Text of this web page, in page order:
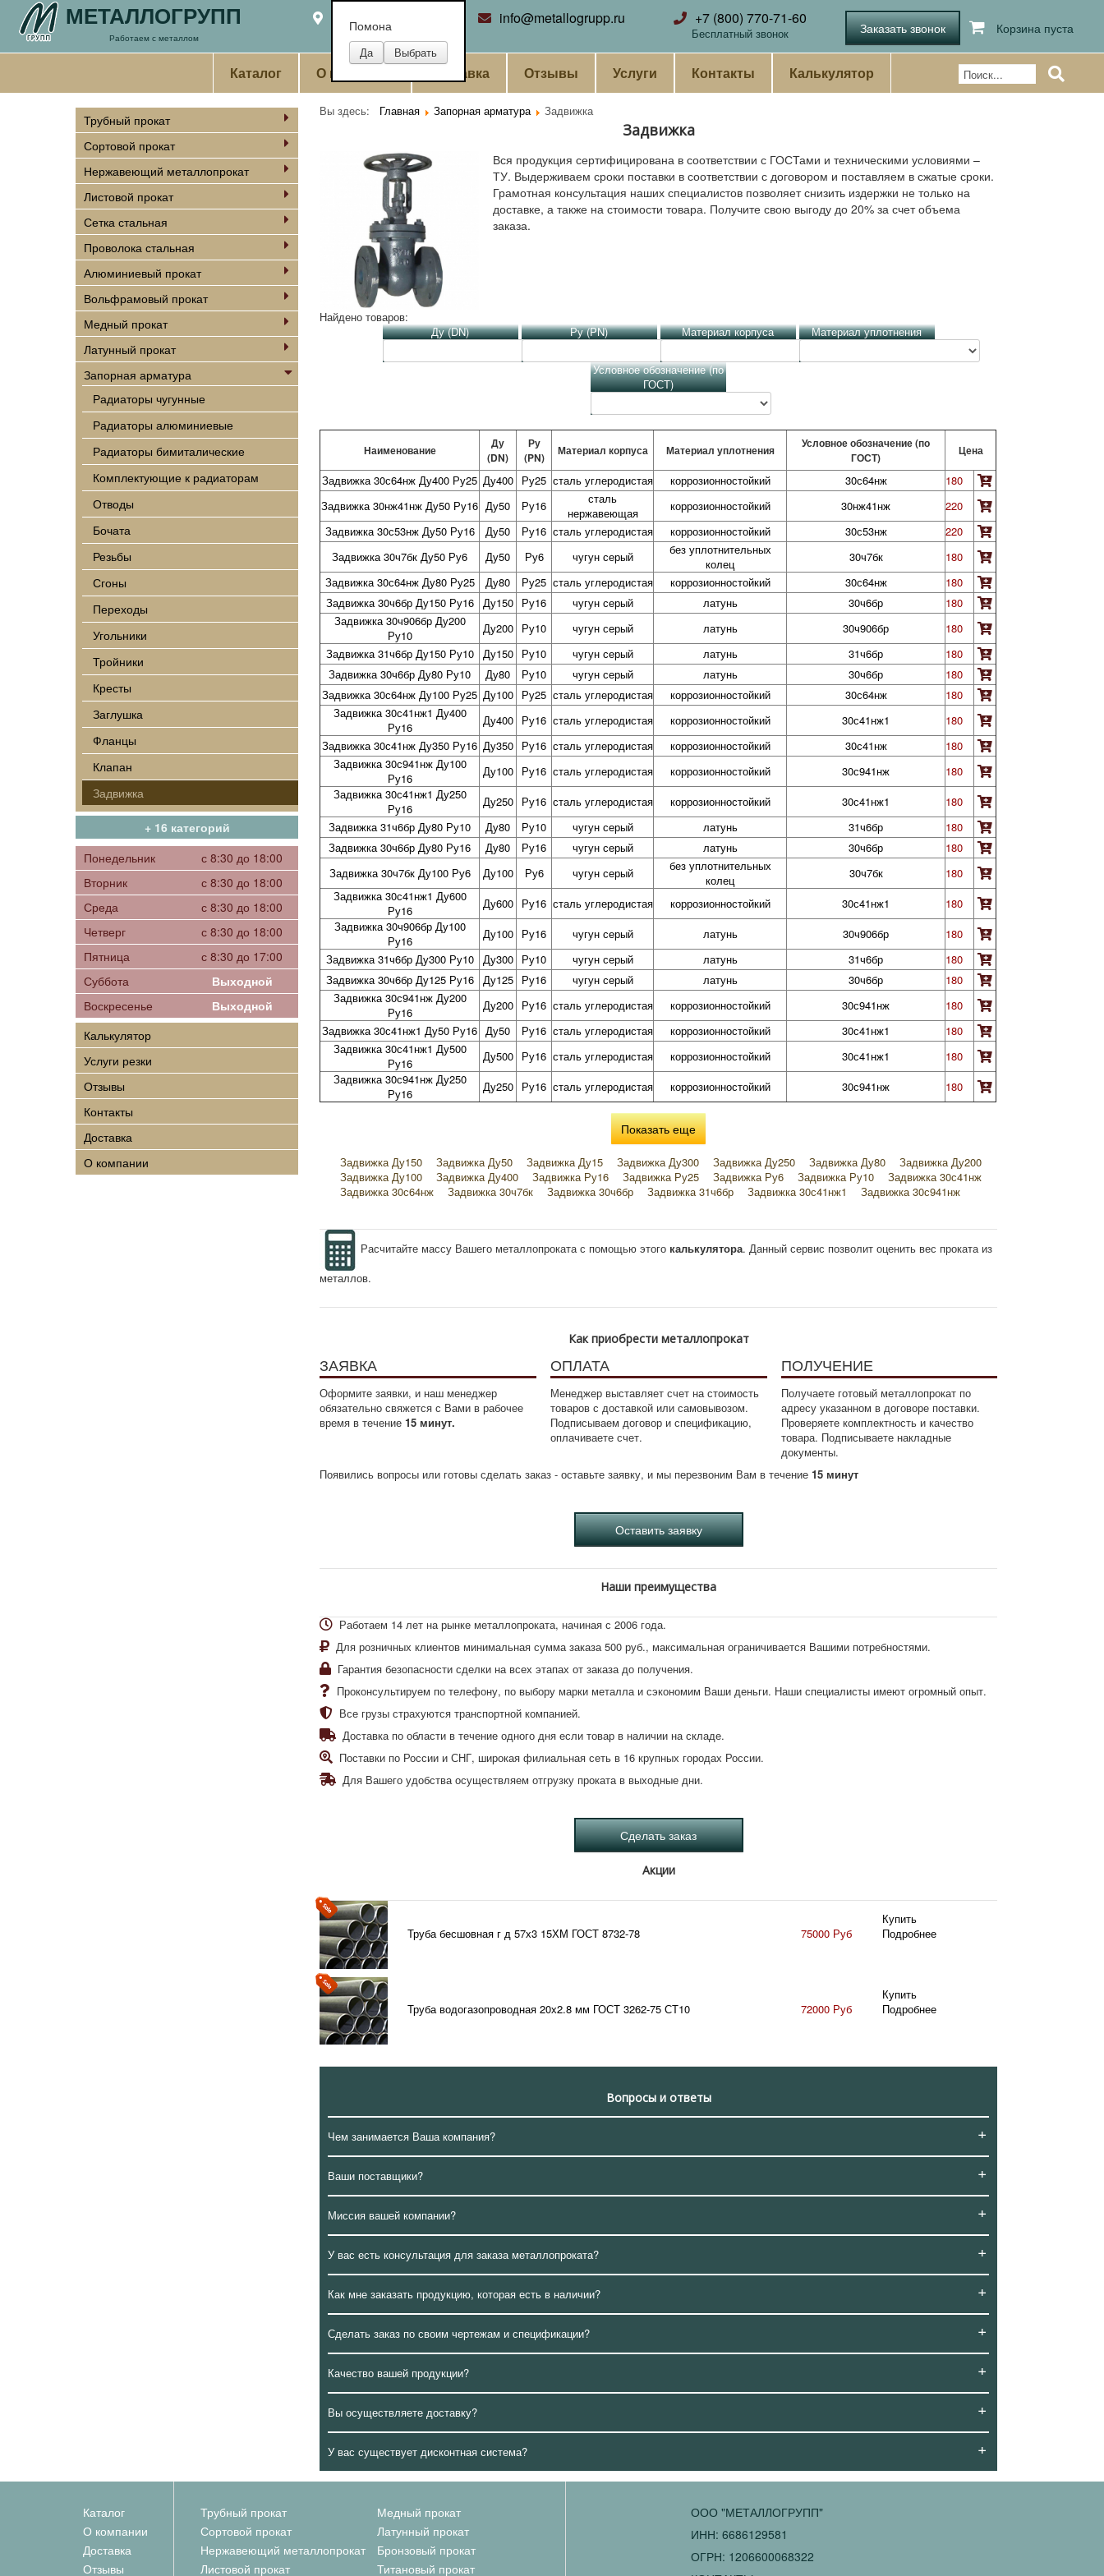
МЕТАЛЛОГРУПП
Работаем с металлом
Екатеринбург info@metallogrupp.ru +7 (800) 770-71-60
Бесплатный звонок Корзина пуста
Каталог О компании Доставка Отзывы Услуги Контакты Калькулятор
Трубный прокат
Сортовой прокат
Нержавеющий металлопрокат
Листовой прокат
Сетка стальная
Проволока стальная
Алюминиевый прокат
Вольфрамовый прокат
Медный прокат
Латунный прокат
Запорная арматура
Радиаторы чугунные
Радиаторы алюминиевые
Радиаторы бимиталические
Комплектующие к радиаторам
Отводы
Бочата
Резьбы
Сгоны
Переходы
Угольники
Тройники
Кресты
Заглушка
Фланцы
Клапан
Задвижка
+ 16 категорий
Понедельник
с 8:30 до 18:00
Вторник
с 8:30 до 18:00
Среда
с 8:30 до 18:00
Четверг
с 8:30 до 18:00
Пятница
с 8:30 до 17:00
Суббота
Выходной
Воскресенье
Выходной
Калькулятор
Услуги резки
Отзывы
Контакты
Доставка
О компании
Вы здесь: Главная Запорная арматура Задвижка
Задвижка
Вся продукция сертифицирована в соответствии с ГОСТами и техническими условиями –
ТУ. Выдерживаем сроки поставки в соответствии с договором и поставляем в сжатые сроки.
Грамотная консультация наших специалистов позволяет снизить издержки не только на
доставке, а также на стоимости товара. Получите свою выгоду до 20% за счет объема
заказа.
Найдено товаров:
Ду (DN)
Ру (PN) Материал корпуса Материал уплотнения
Условное обозначение (по
ГОСТ)
Наименование
Ду
(DN)
Ру
(PN)
Материал корпуса Материал уплотнения
Условное обозначение (по
ГОСТ)
Цена
Задвижка 30с64нж Ду400 Ру25 Ду400 Ру25 сталь углеродистая коррозионностойкий 30с64нж
180
Задвижка 30нж41нж Ду50 Ру16 Ду50 Ру16
сталь
нержавеющая
коррозионностойкий 30нж41нж
220
Задвижка 30с53нж Ду50 Ру16
Ду50 Ру16 сталь углеродистая коррозионностойкий 30с53нж
220
Задвижка 30ч7бк Ду50 Ру6
Ду50 Ру6 чугун серый
без уплотнительных
колец
30ч7бк
180
Задвижка 30с64нж Ду80 Ру25
Ду80 Ру25 сталь углеродистая коррозионностойкий 30с64нж
180
Задвижка 30ч6бр Ду150 Ру16 Ду150 Ру16 чугун серый латунь 30ч6бр
180
Задвижка 30ч906бр Ду200
Ру10
Ду200 Ру10 чугун серый латунь 30ч906бр
180
Задвижка 31ч6бр Ду150 Ру10 Ду150 Ру10 чугун серый латунь 31ч6бр
180
Задвижка 30ч6бр Ду80 Ру10
Ду80 Ру10 чугун серый латунь 30ч6бр
180
Задвижка 30с64нж Ду100 Ру25 Ду100 Ру25 сталь углеродистая коррозионностойкий 30с64нж
180
Задвижка 30с41нж1 Ду400
Ру16
Ду400 Ру16 сталь углеродистая коррозионностойкий 30с41нж1
180
Задвижка 30с41нж Ду350 Ру16 Ду350 Ру16 сталь углеродистая коррозионностойкий 30с41нж
180
Задвижка 30с941нж Ду100
Ру16
Ду100 Ру16 сталь углеродистая коррозионностойкий 30с941нж
180
Задвижка 30с41нж1 Ду250
Ру16
Ду250 Ру16 сталь углеродистая коррозионностойкий 30с41нж1
180
Задвижка 31ч6бр Ду80 Ру10
Ду80 Ру10 чугун серый латунь 31ч6бр
180
Задвижка 30ч6бр Ду80 Ру16
Ду80 Ру16 чугун серый латунь 30ч6бр
180
Задвижка 30ч7бк Ду100 Ру6
Ду100 Ру6 чугун серый
без уплотнительных
колец
30ч7бк
180
Задвижка 30с41нж1 Ду600
Ру16
Ду600 Ру16 сталь углеродистая коррозионностойкий 30с41нж1
180
Задвижка 30ч906бр Ду100
Ру16
Ду100 Ру16 чугун серый латунь 30ч906бр
180
Задвижка 31ч6бр Ду300 Ру10 Ду300 Ру10 чугун серый латунь 31ч6бр
180
Задвижка 30ч6бр Ду125 Ру16 Ду125 Ру16 чугун серый латунь 30ч6бр
180
Задвижка 30с941нж Ду200
Ру16
Ду200 Ру16 сталь углеродистая коррозионностойкий 30с941нж
180
Задвижка 30с41нж1 Ду50 Ру16 Ду50 Ру16 сталь углеродистая коррозионностойкий 30с41нж1
180
Задвижка 30с41нж1 Ду500
Ру16
Ду500 Ру16 сталь углеродистая коррозионностойкий 30с41нж1
180
Задвижка 30с941нж Ду250
Ру16
Ду250 Ру16 сталь углеродистая коррозионностойкий 30с941нж 180
Показать еще
Задвижка Ду150 Задвижка Ду50 Задвижка Ду15 Задвижка Ду300 Задвижка Ду250 Задвижка Ду80
Задвижка Ду200
Задвижка Ду100
Задвижка Ду400 Задвижка Ру16 Задвижка Ру25 Задвижка Ру6 Задвижка Ру10
Задвижка 30с41нж
Задвижка 30с64нж
Задвижка 30ч7бк Задвижка 30ч6бр Задвижка 31ч6бр Задвижка 30с41нж1
Задвижка 30с941нж
Расчитайте массу Вашего металлопроката с помощью этого калькулятора. Данный сервис позволит оценить вес проката из
металлов.
Как приобрести металлопрокат
ЗАЯВКА
Оформите заявки, и наш менеджер
обязательно свяжется с Вами в рабочее
время в течение15 минут.
ОПЛАТА
Менеджер выставляет счет на стоимость
товаров с доставкой или самовывозом.
Подписываем договор и спецификацию,
оплачиваете счет.
ПОЛУЧЕНИЕ
Получаете готовый металлопрокат по
адресу указанном в договоре поставки.
Проверяете комплектность и качество
товара. Подписываете накладные
документы.
Появились вопросы или готовы сделать заказ - оставьте заявку, и мы перезвоним Вам в течение15 минут
Наши преимущества
Работаем 14 лет на рынке металлопроката, начиная с 2006 года.
Для розничных клиентов минимальная сумма заказа 500 руб., максимальная ограничивается Вашими потребностями.
Гарантия безопасности сделки на всех этапах от заказа до получения.
Проконсультируем по телефону, по выбору марки металла и сэкономим Ваши деньги. Наши специалисты имеют огромный опыт.
Все грузы страхуются транспортной компанией.
Доставка по области в течение одного дня если товар в наличии на складе.
Поставки по России и СНГ, широкая филиальная сеть в 16 крупных городах России.
Для Вашего удобства осуществляем отгрузку проката в выходные дни.
Акции
Труба бесшовная г д 57х3 15ХМ ГОСТ 8732-78 75000 Руб
Купить
Подробнее
Труба водогазопроводная 20х2.8 мм ГОСТ 3262-75 СТ10 72000 Руб
Купить
Подробнее
Вопросы и ответы
+
Чем занимается Ваша компания?
+
Ваши поставщики?
+
Миссия вашей компании?
+
У вас есть консультация для заказа металлопроката?
+
Как мне заказать продукцию, которая есть в наличии?
+
Сделать заказ по своим чертежам и спецификации?
+
Качество вашей продукции?
+
Вы осуществляете доставку?
+
У вас существует дисконтная система?
Каталог
О компании
Доставка
Отзывы
Трубный прокат
Сортовой прокат
Нержавеющий металлопрокат
Листовой прокат
Медный прокат
Латунный прокат
Бронзовый прокат
Титановый прокат
Помона
ООО "МЕТАЛЛОГРУПП"
ИНН: 6686129581
ОГРН: 1206600068322